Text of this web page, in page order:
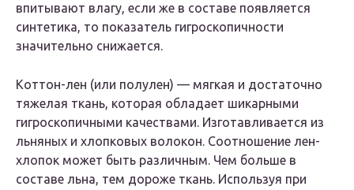
впитывают влагу, если же в составе появляется
синтетика, то показатель гигроскопичности
значительно снижается.
Коттон-лен (или полулен) — мягкая и достаточно
тяжелая ткань, которая обладает шикарными
гигроскопичными качествами. Изготавливается из
льняных и хлопковых волокон. Соотношение лен-
хлопок может быть различным. Чем больше в
составе льна, тем дороже ткань. Используя при